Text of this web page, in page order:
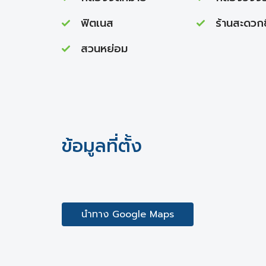
ฟิตเนส
ร้านสะดว
สวนหย่อม
ข้อมูลที่ตั้ง
นำทาง Google Maps